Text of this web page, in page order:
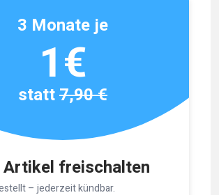
freischalten
– jederzeit kündbar.
3 Monate je
1€
statt7,90 €